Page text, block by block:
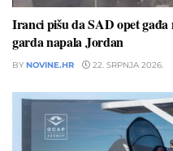
Iranci pišu da SAD opet
garda napala Jordan
BY NOVINE.HR 22. SRPNJA 2026.